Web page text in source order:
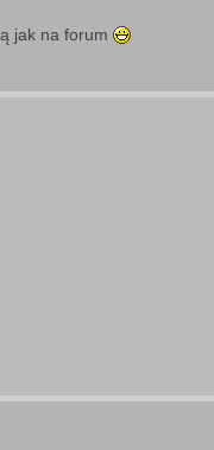
jak na forum